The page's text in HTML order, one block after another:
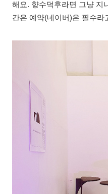
해요. 향수덕후라면 그냥 지
간은 예약(네이버)은 필수라